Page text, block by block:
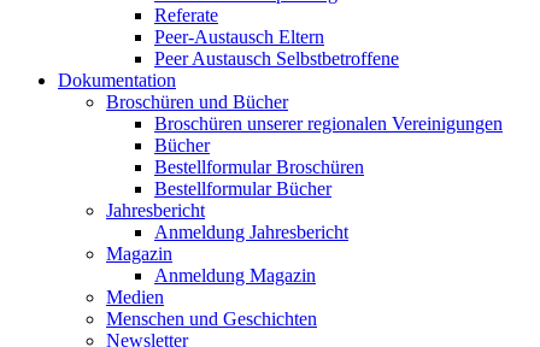
Referate
Peer-Austausch Eltern
Peer Austausch Selbstbetroffene
Dokumentation
Broschüren und Bücher
Broschüren unserer regionalen Vereinigungen
Bücher
Bestellformular Broschüren
Bestellformular Bücher
Jahresbericht
Anmeldung Jahresbericht
Magazin
Anmeldung Magazin
Medien
Menschen und Geschichten
Newsletter